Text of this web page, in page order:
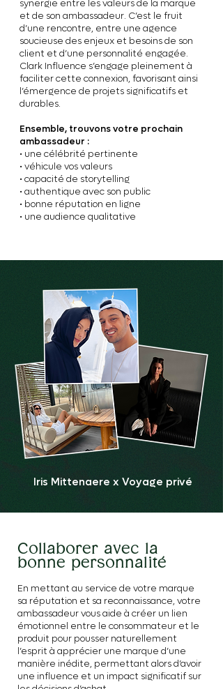
synergie entre les valeurs de la marque
et de son ambassadeur. C’est le fruit
d’une rencontre, entre une agence
soucieuse des enjeux et besoins de son
client et d’une personnalité engagée.
Clark Influence s’engage pleinement à
faciliter cette connexion, favorisant ainsi
l’émergence de projets significatifs et
durables.
Ensemble, trouvons votre prochain
ambassadeur :
• une célébrité pertinente
• véhicule vos valeurs
• capacité de storytelling
• authentique avec son public
• bonne réputation en ligne
• une audience qualitative
Iris Mittenaere x Voyage privé
Collaborer avec la
bonne personnalité
En mettant au service de votre marque
sa réputation et sa reconnaissance, votre
ambassadeur vous aide à créer un lien
émotionnel entre le consommateur et le
produit pour pousser naturellement
l’esprit à apprécier une marque d’une
manière inédite, permettant alors d’avoir
une influence et un impact significatif sur